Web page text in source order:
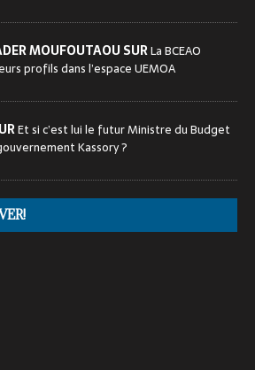
MOUFOUTAOU SURLa BCEAO
profils dans l’espace UEMOA
Et si c’est lui le futur Ministre du Budget
Kassory ?